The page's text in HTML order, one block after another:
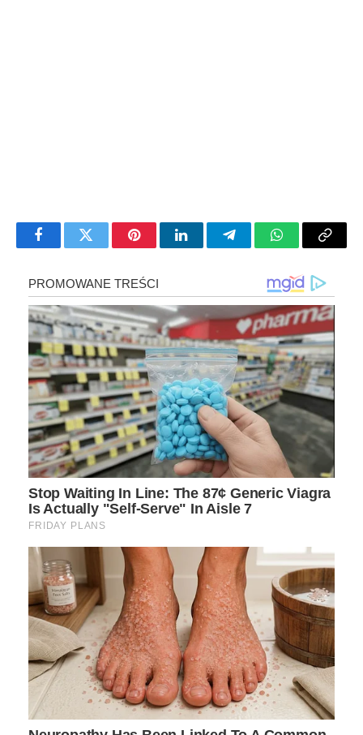
FacebookTwitter PinterestLinkedInTelegramWhatsApp
Copy